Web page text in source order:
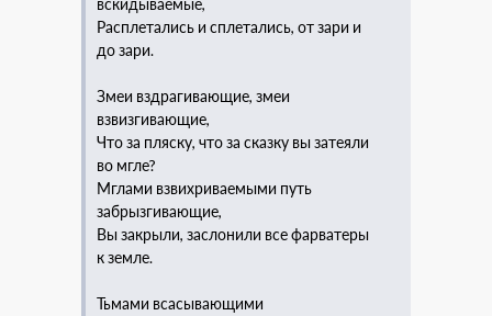
вскидываемые,
Расплетались и сплетались, от зари и
до зари.
Змеи вздрагивающие, змеи
взвизгивающие,
Что за пляску, что за сказку вы затеяли
во мгле?
Мглами взвихриваемыми путь
забрызгивающие,
Вы закрыли, заслонили все фарватеры
к земле.
Тьмами всасывающими